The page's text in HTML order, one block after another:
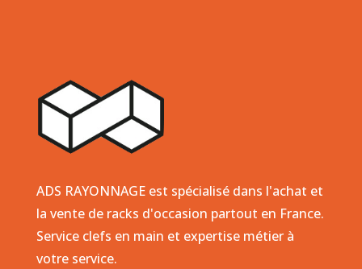
ADS RAYONNAGE est spécialisé dans l'achat et
la vente de racks d'occasion partout en France.
Service clefs en main et expertise métier à
votre service.